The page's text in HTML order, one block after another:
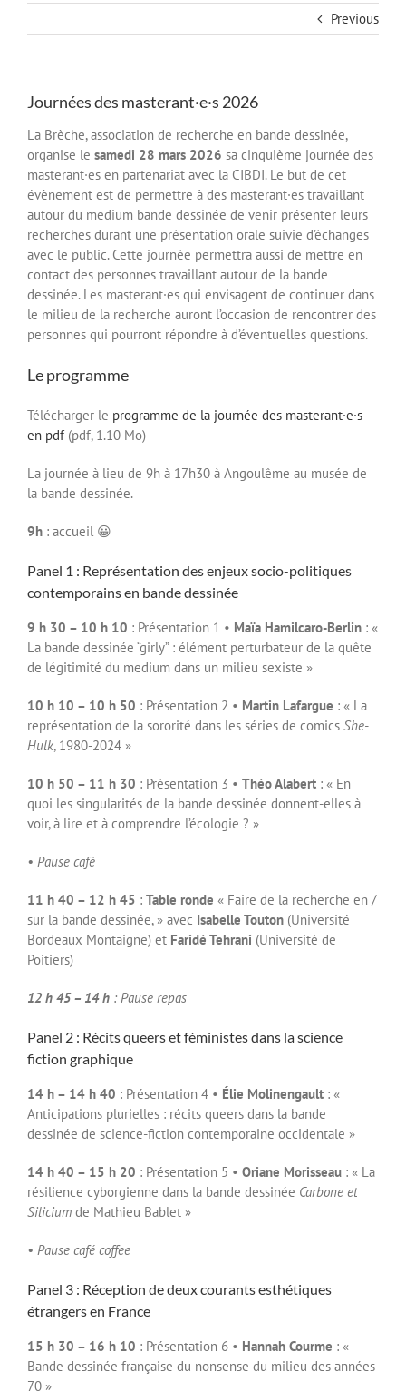
Previous
Journées des masterant·e·s 2026
La Brèche, association de recherche en bande dessinée,
organise le samedi 28 mars 2026 sa cinquième journée des
masterant·es en partenariat avec la CIBDI. Le but de cet
évènement est de permettre à des masterant·es travaillant
autour du medium bande dessinée de venir présenter leurs
recherches durant une présentation orale suivie d’échanges
avec le public. Cette journée permettra aussi de mettre en
contact des personnes travaillant autour de la bande
dessinée. Les masterant·es qui envisagent de continuer dans
le milieu de la recherche auront l’occasion de rencontrer des
personnes qui pourront répondre à d’éventuelles questions.
Le programme
Télécharger le programme de la journée des masterant·e·s
en pdf (pdf, 1.10 Mo)
La journée à lieu de 9h à 17h30 à Angoulême au musée de
la bande dessinée.
9h : accueil 😀
Panel 1 : Représentation des enjeux socio-politiques
contemporains en bande dessinée
9 h 30 – 10 h 10 : Présentation 1 • Maïa Hamilcaro-Berlin : «
La bande dessinée “girly” : élément perturbateur de la quête
de légitimité du medium dans un milieu sexiste »
10 h 10 – 10 h 50 : Présentation 2 • Martin Lafargue : « La
représentation de la sororité dans les séries de comics She-
Hulk, 1980-2024 »
10 h 50 – 11 h 30 : Présentation 3 • Théo Alabert : « En
quoi les singularités de la bande dessinée donnent-elles à
voir, à lire et à comprendre l’écologie ? »
• Pause café
11 h 40 – 12 h 45 : Table ronde « Faire de la recherche en /
sur la bande dessinée, » avec Isabelle Touton (Université
Bordeaux Montaigne) et Faridé Tehrani (Université de
Poitiers)
12 h 45 – 14 h : Pause repas
Panel 2 : Récits queers et féministes dans la science
fiction graphique
14 h – 14 h 40 : Présentation 4 • Élie Molinengault : «
Anticipations plurielles : récits queers dans la bande
dessinée de science-fiction contemporaine occidentale »
14 h 40 – 15 h 20 : Présentation 5 • Oriane Morisseau : « La
résilience cyborgienne dans la bande dessinée Carbone et
Silicium de Mathieu Bablet »
• Pause café coffee
Panel 3 : Réception de deux courants esthétiques
étrangers en France
15 h 30 – 16 h 10 : Présentation 6 • Hannah Courme : «
Bande dessinée française du nonsense du milieu des années
70 »